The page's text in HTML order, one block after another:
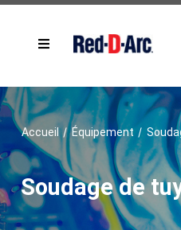
Accueil / Équipement /
Soudage de